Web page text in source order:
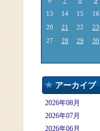
13
14 15 16
20
21 22 23
27
28 29 30
アーカイブ
2026年08月
2026年07月
2026年06月